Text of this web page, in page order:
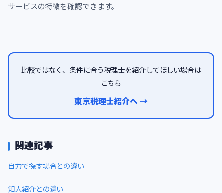
サービスの特徴を確認できます。
比較ではなく、条件に合う税理士を紹介してほしい場合は
こちら
東京税理士紹介へ →
関連記事
自力で探す場合との違い
知人紹介との違い